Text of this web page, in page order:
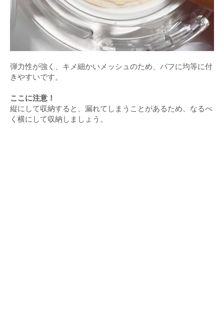
弾力性が強く、キメ細かいメッシュのため、パフに均等に付
きやすいです。
ここに注意！
縦にして収納すると、漏れてしまうことがあるため、なるべ
く横にして収納しましょう。